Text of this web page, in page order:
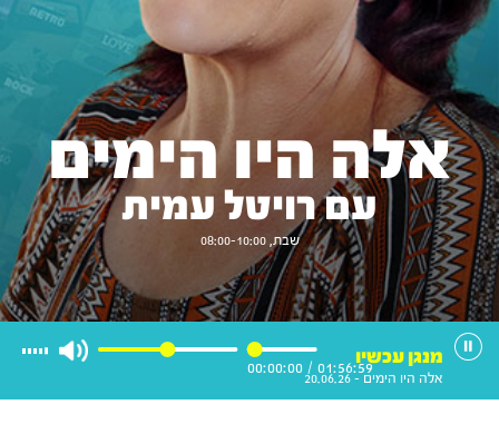
אלה היו הימים
עם רויטל עמית
שבת, 08:00-10:00
01:56:59
/
00:00:00
מנגן עכשיו
אלה היו הימים - 20.06.26